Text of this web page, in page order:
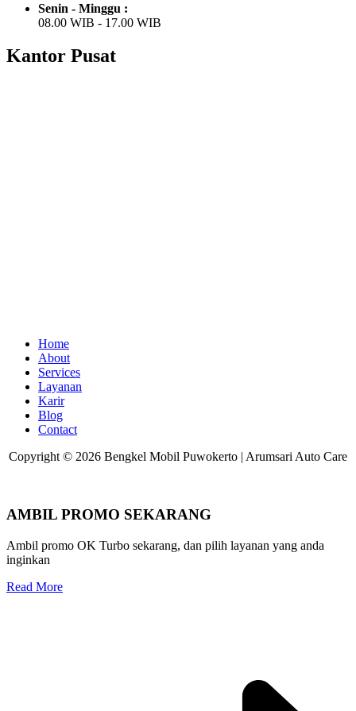
Senin - Minggu :
08.00 WIB - 17.00 WIB
Kantor Pusat
Home
About
Services
Layanan
Karir
Blog
Contact
Copyright © 2026 Bengkel Mobil Puwokerto | Arumsari Auto Care
AMBIL PROMO SEKARANG
Ambil promo OK Turbo sekarang, dan pilih layanan yang anda
inginkan
Read More